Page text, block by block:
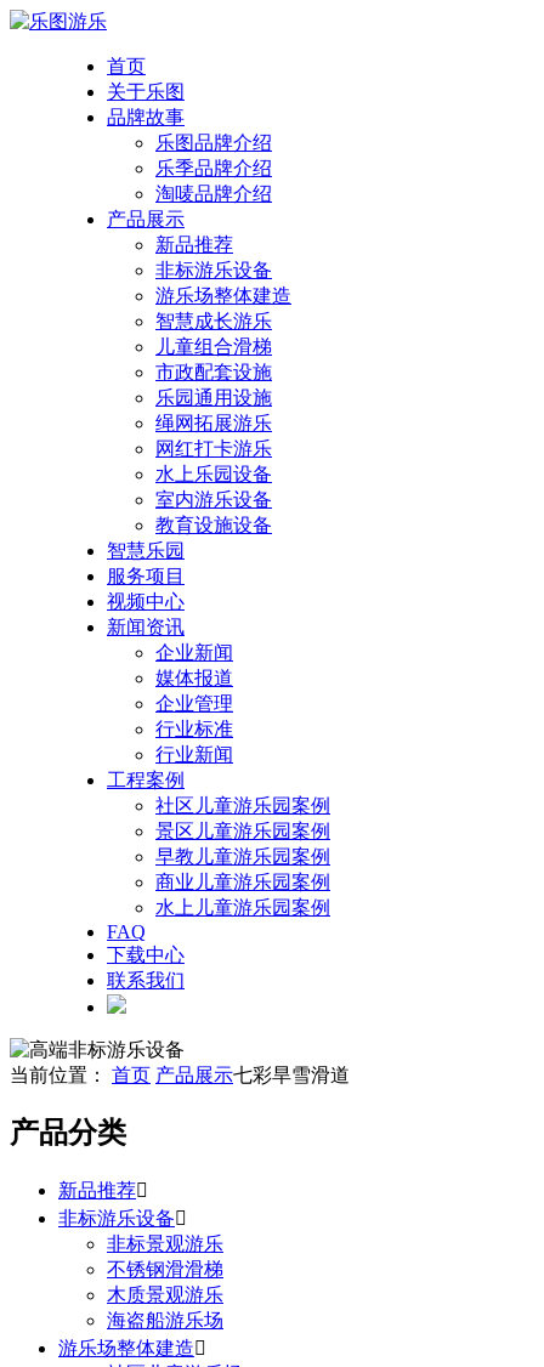
首页
关于乐图
品牌故事
乐图品牌介绍
乐季品牌介绍
淘唛品牌介绍
产品展示
新品推荐
非标游乐设备
游乐场整体建造
智慧成长游乐
儿童组合滑梯
市政配套设施
乐园通用设施
绳网拓展游乐
网红打卡游乐
水上乐园设备
室内游乐设备
教育设施设备
智慧乐园
服务项目
视频中心
新闻资讯
企业新闻
媒体报道
企业管理
行业标准
行业新闻
工程案例
社区儿童游乐园案例
景区儿童游乐园案例
早教儿童游乐园案例
商业儿童游乐园案例
水上儿童游乐园案例
FAQ
下载中心
联系我们
当前位置： 首页 产品展示七彩旱雪滑道
产品分类
新品推荐
非标游乐设备
非标景观游乐
不锈钢滑滑梯
木质景观游乐
海盗船游乐场
游乐场整体建造